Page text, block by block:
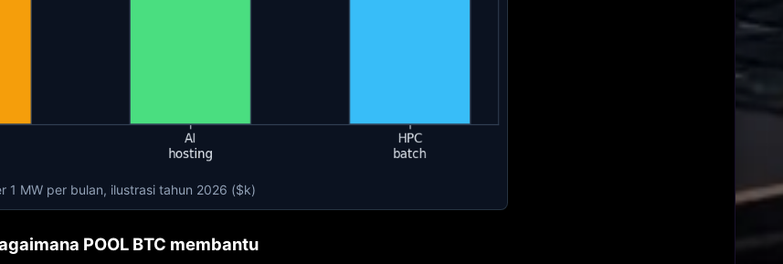
1 MW per bulan, ilustrasi tahun 2026 ($k)
POOL BTC membantu